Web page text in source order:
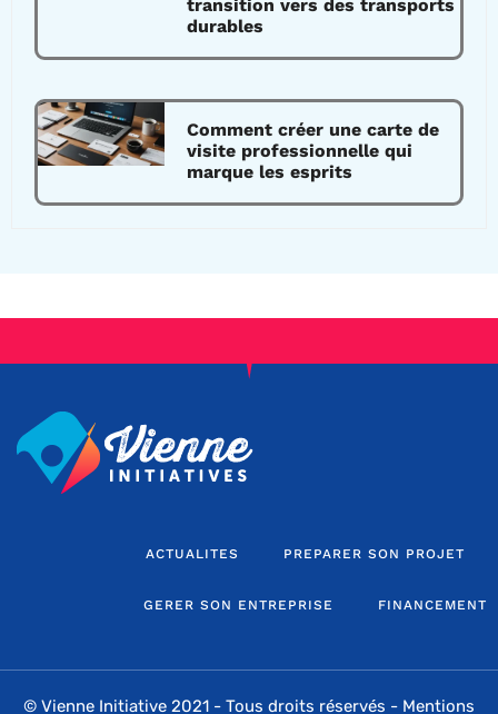
transition vers des transports
durables
Comment créer une carte de
visite professionnelle qui
marque les esprits
ACTUALITES PREPARER SON PROJET
GERER SON ENTREPRISE FINANCEMENT
© Vienne Initiative 2021 - Tous droits réservés - Mentions